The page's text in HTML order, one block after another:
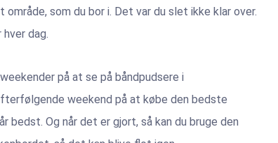
som du bor i. Det var du slet ikke klar over.
hver dag.
på at se på båndpudsere i
weekend på at købe den bedste
bedst. Og når det er gjort, så kan du bruge den